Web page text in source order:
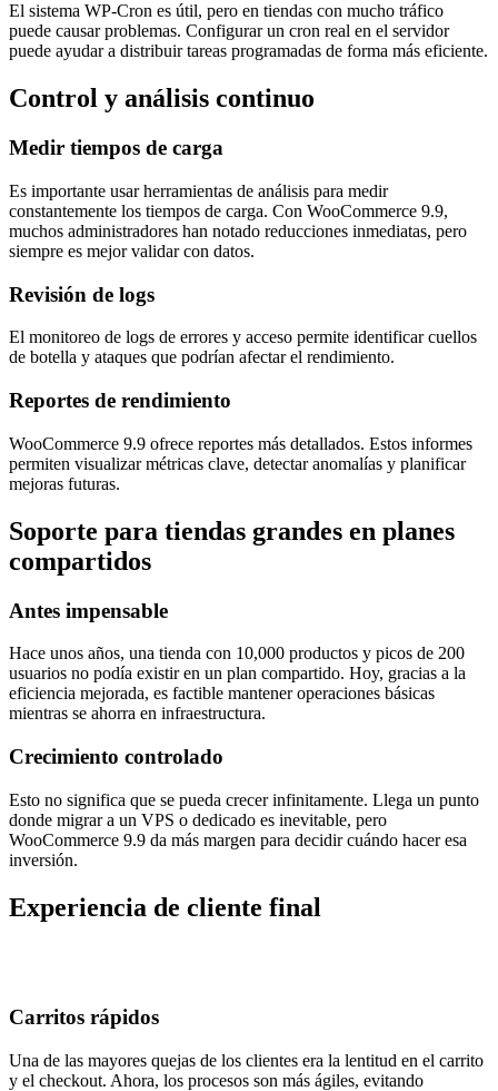
El sistema WP-Cron es útil, pero en tiendas con mucho tráfico
puede causar problemas. Configurar un cron real en el servidor
puede ayudar a distribuir tareas programadas de forma más eficiente.
Control y análisis continuo
Medir tiempos de carga
Es importante usar herramientas de análisis para medir
constantemente los tiempos de carga. Con WooCommerce 9.9,
muchos administradores han notado reducciones inmediatas, pero
siempre es mejor validar con datos.
Revisión de logs
El monitoreo de logs de errores y acceso permite identificar cuellos
de botella y ataques que podrían afectar el rendimiento.
Reportes de rendimiento
WooCommerce 9.9 ofrece reportes más detallados. Estos informes
permiten visualizar métricas clave, detectar anomalías y planificar
mejoras futuras.
Soporte para tiendas grandes en planes
compartidos
Antes impensable
Hace unos años, una tienda con 10,000 productos y picos de 200
usuarios no podía existir en un plan compartido. Hoy, gracias a la
eficiencia mejorada, es factible mantener operaciones básicas
mientras se ahorra en infraestructura.
Crecimiento controlado
Esto no significa que se pueda crecer infinitamente. Llega un punto
donde migrar a un VPS o dedicado es inevitable, pero
WooCommerce 9.9 da más margen para decidir cuándo hacer esa
inversión.
Experiencia de cliente final
Carritos rápidos
Una de las mayores quejas de los clientes era la lentitud en el carrito
y el checkout. Ahora, los procesos son más ágiles, evitando